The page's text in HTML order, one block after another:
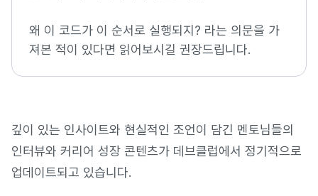
왜 이 코드가 이 순서로 실행되지? 라는 의문을 가
져본 적이 있다면 읽어보시길 권장드립니다.
깊이 있는 인사이트와 현실적인 조언이 담긴 멘토님들의
인터뷰와 커리어 성장 콘텐츠가 데브클럽에서 정기적으로
업데이트되고 있습니다.